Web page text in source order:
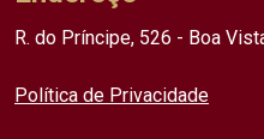
R. do Príncipe, 526 - Boa
Política de Privacidade